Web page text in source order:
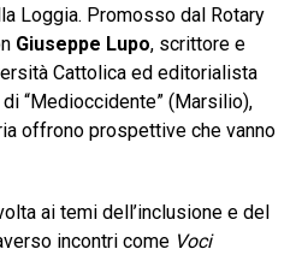
Loggia. Promosso dal Rotary
Giuseppe Lupo, scrittore e
Cattolica ed editorialista
“Medioccidente” (Marsilio),
offrono prospettive che vanno
ai temi dell’inclusione e del
incontri come Voci